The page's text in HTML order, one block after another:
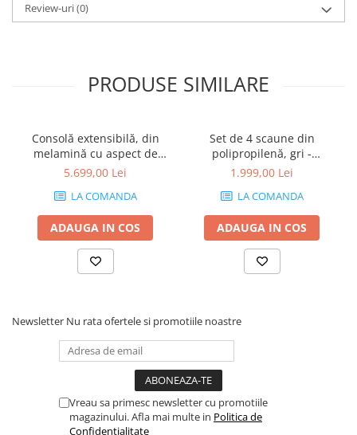
Review-uri(0)
PRODUSE SIMILARE
Consolă extensibilă, din
melamină cu aspect de
frasin alb - ANGELICA
5.699,00 Lei
LA COMANDA
ADAUGA IN COS
Set de 4 scaune din
polipropilenă, gri -
AMANDA
1.999,00 Lei
LA COMANDA
ADAUGA IN COS
Newsletter Nu rata ofertele si promotiile noastre
Vreau sa primesc newsletter cu promotiile
magazinului. Afla mai multe in Politica de
Confidentialitate